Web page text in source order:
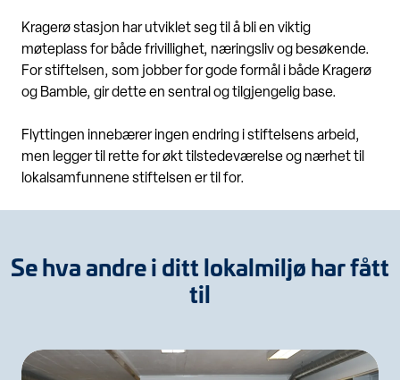
Kragerø stasjon har utviklet seg til å bli en viktig
møteplass for både frivillighet, næringsliv og besøkende.
For stiftelsen, som jobber for gode formål i både Kragerø
og Bamble, gir dette en sentral og tilgjengelig base.
Flyttingen innebærer ingen endring i stiftelsens arbeid,
men legger til rette for økt tilstedeværelse og nærhet til
lokalsamfunnene stiftelsen er til for.
Se hva andre i ditt lokalmiljø har fått
til